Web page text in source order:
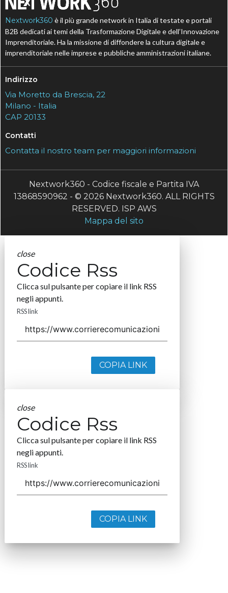
Nextwork360 è il più grande network in Italia di testate e portali
B2B dedicati ai temi della Trasformazione Digitale e dell’Innovazione
Imprenditoriale. Ha la missione di diffondere la cultura digitale e
imprenditoriale nelle imprese e pubbliche amministrazioni italiane.
Indirizzo
Via Moretto da Brescia, 22
Milano - Italia
CAP 20133
Contatti
Contatta il nostro team per maggiori informazioni
Nextwork360 - Codice fiscale e Partita IVA
13868590962 - © 2026 Nextwork360. ALL RIGHTS
RESERVED. ISP AWS
Mappa del sito
close
Codice Rss
Clicca sul pulsante per copiare il link RSS
negli appunti.
RSS link
COPIA LINK
close
Codice Rss
Clicca sul pulsante per copiare il link RSS
negli appunti.
RSS link
COPIA LINK